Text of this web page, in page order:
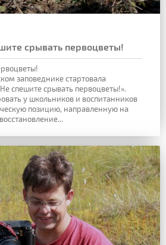
срывать первоцветы!
заповеднике стартовала
спешите срывать первоцветы!».
у школьников и воспитанников
позицию, направленную на